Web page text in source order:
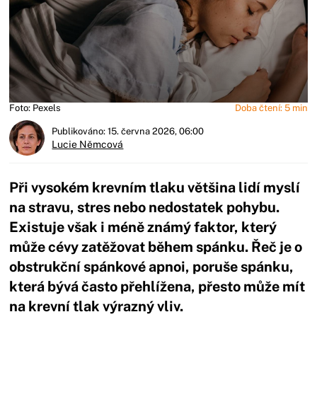
Foto: Pexels Doba čtení: 5 min
Publikováno: 15. června 2026, 06:00
Lucie Němcová
Při vysokém krevním tlaku většina lidí myslí
na stravu, stres nebo nedostatek pohybu.
Existuje však i méně známý faktor, který
může cévy zatěžovat během spánku. Řeč je o
obstrukční spánkové apnoi, poruše spánku,
která bývá často přehlížena, přesto může mít
na krevní tlak výrazný vliv.